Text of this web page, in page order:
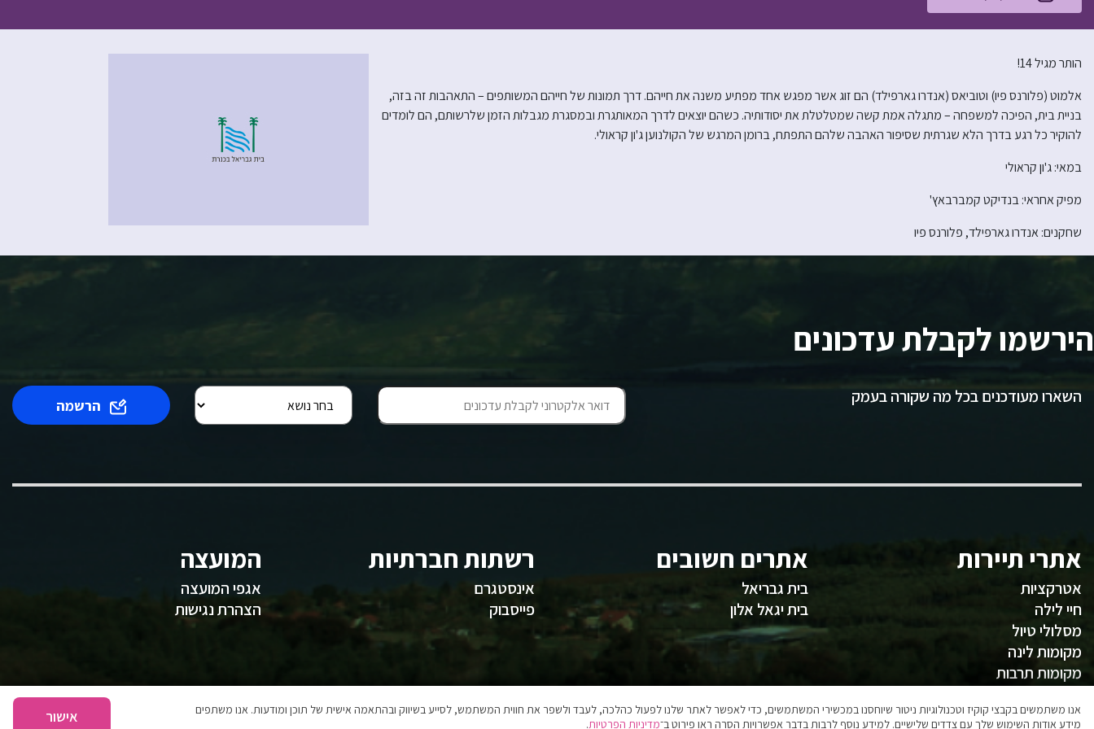
הותר מגיל 14!
אלמוט (פלורנס פיו) וטוביאס (אנדרו גארפילד) הם זוג אשר מפגש אחד מפתיע משנה את חייהם. דרך תמונות של חייהם המשותפים – התאהבות זה בזה,
בניית בית, הפיכה למשפחה – מתגלה אמת קשה שמטלטלת את יסודותיה. כשהם יוצאים לדרך המאותגרת ובמסגרת מגבלות הזמן שלרשותם, הם לומדים
להוקיר כל רגע בדרך הלא שגרתית שסיפור האהבה שלהם התפתח, ברומן המרגש של הקולנוען ג'ון קראולי.
במאי: ג'ון קראולי
מפיק אחראי: בנדיקט קמברבאץ'
שחקנים: אנדרו גארפילד, פלורנס פיו
הירשמו לקבלת עדכונים
השארו מעודכנים בכל מה שקורה בעמק הרשמה
אתרי תיירות
אטרקציות
חיי לילה
מסלולי טיול
מקומות לינה
מקומות תרבות
אתרים חשובים
בית גבריאל
בית יגאל אלון
רשתות חברתיות
אינסטגרם
פייסבוק
המועצה
אגפי המועצה
הצהרת נגישות
אנו משתמשים בקבצי קוקיז וטכנולוגיות ניטור שיוחסנו במכשירי המשתמשים, כדי לאפשר לאתר שלנו לפעול כהלכה, לעבד ולשפר את חווית המשתמש, לסייע בשיווק ובהתאמה אישית של תוכן ומודעות. אנו משתפים
מידע אודות השימוש שלך עם צדדים שלישיים. למידע נוסף לרבות בדבר אפשרויות הסרה ראו פירוט ב־מדיניות הפרטיות. אישור